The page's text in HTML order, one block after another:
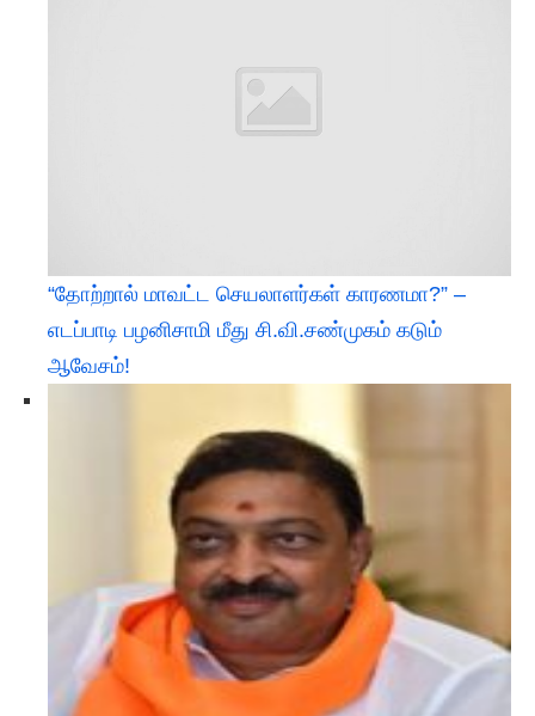
“தோற்றால் மாவட்ட செயலாளர்கள் காரணமா?” –
எடப்பாடி பழனிசாமி மீது சி.வி.சண்முகம் கடும்
ஆவேசம்!